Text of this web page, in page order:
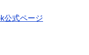
公式ページ